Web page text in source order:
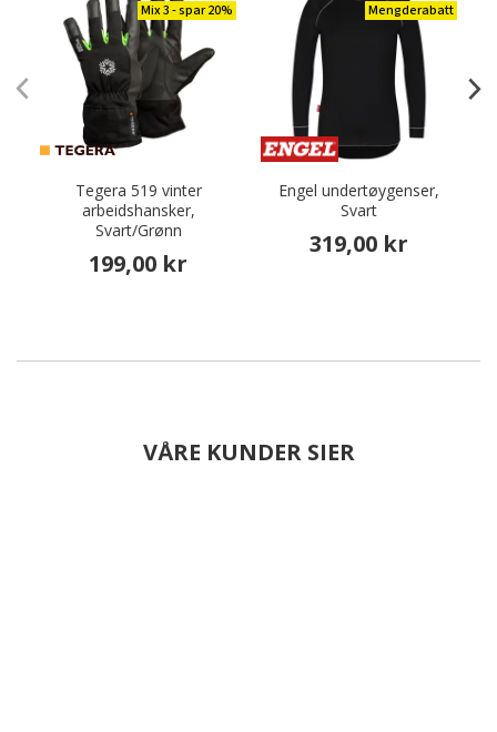
Mix 3 - spar 20%
Tegera 519 vinter
arbeidshansker,
Svart/Grønn
199,00 kr
Mengderabatt
Engel undertøygenser,
Svart
319,00 kr
VÅRE KUNDER SIER